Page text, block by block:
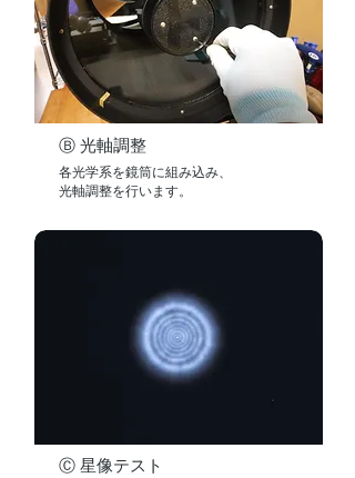
Ⓑ 光軸調整
各光学系を鏡筒に組み込み、
光軸調整を行います。
​Ⓒ 星像テスト